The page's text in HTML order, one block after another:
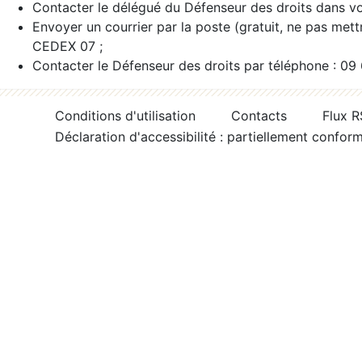
Contacter le délégué du Défenseur des droits dans
Envoyer un courrier par la poste (gratuit, ne pas
CEDEX 07 ;
Contacter le Défenseur des droits par téléphone :
Conditions d'utilisation Contacts
Flux
Déclaration d'accessibilité : partiellement